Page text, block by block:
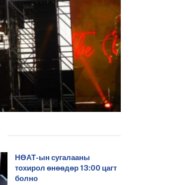
НӨАТ-ын сугалааны
тохирол өнөөдөр 13:00 цагт
болно